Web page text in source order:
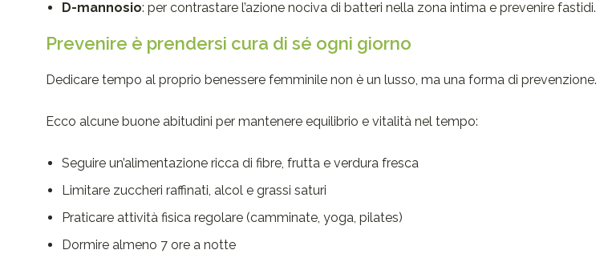
D-mannosio: per contrastare l’azione nociva di batteri nella zona intima e prevenire fastidi.
Prevenire è prendersi cura di sé ogni giorno
Dedicare tempo al proprio benessere femminile non è un lusso, ma una forma di prevenzione.
Ecco alcune buone abitudini per mantenere equilibrio e vitalità nel tempo:
Seguire un’alimentazione ricca di fibre, frutta e verdura fresca
Limitare zuccheri raffinati, alcol e grassi saturi
Praticare attività fisica regolare (camminate, yoga, pilates)
Dormire almeno 7 ore a notte